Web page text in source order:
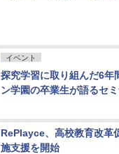
イベント
探究学習に取り組んだ6年
ン学園の卒業生が語るセ
RePlayce、高校教育改革
施支援を開始